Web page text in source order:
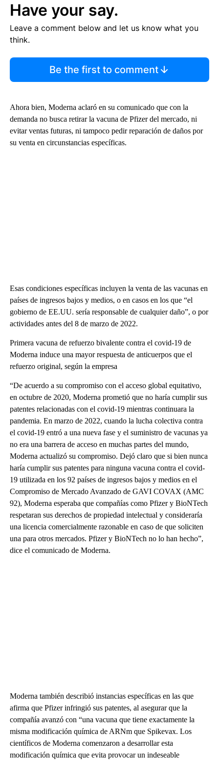
Have your say.
Leave a comment below and let us know what you
think.
Be the first to comment
Ahora bien, Moderna aclaró en su comunicado que con la
demanda no busca retirar la vacuna de Pfizer del mercado, ni
evitar ventas futuras, ni tampoco pedir reparación de daños por
su venta en circunstancias específicas.
Esas condiciones específicas incluyen la venta de las vacunas en
países de ingresos bajos y medios, o en casos en los que “el
gobierno de EE.UU. sería responsable de cualquier daño”, o por
actividades antes del 8 de marzo de 2022.
Primera vacuna de refuerzo bivalente contra el covid-19 de
Moderna induce una mayor respuesta de anticuerpos que el
refuerzo original, según la empresa
“De acuerdo a su compromiso con el acceso global equitativo,
en octubre de 2020, Moderna prometió que no haría cumplir sus
patentes relacionadas con el covid-19 mientras continuara la
pandemia. En marzo de 2022, cuando la lucha colectiva contra
el covid-19 entró a una nueva fase y el suministro de vacunas ya
no era una barrera de acceso en muchas partes del mundo,
Moderna actualizó su compromiso. Dejó claro que si bien nunca
haría cumplir sus patentes para ninguna vacuna contra el covid-
19 utilizada en los 92 países de ingresos bajos y medios en el
Compromiso de Mercado Avanzado de GAVI COVAX (AMC
92), Moderna esperaba que compañías como Pfizer y BioNTech
respetaran sus derechos de propiedad intelectual y consideraría
una licencia comercialmente razonable en caso de que soliciten
una para otros mercados. Pfizer y BioNTech no lo han hecho”,
dice el comunicado de Moderna.
Moderna también describió instancias específicas en las que
afirma que Pfizer infringió sus patentes, al asegurar que la
compañía avanzó con “una vacuna que tiene exactamente la
misma modificación química de ARNm que Spikevax. Los
científicos de Moderna comenzaron a desarrollar esta
modificación química que evita provocar un indeseable